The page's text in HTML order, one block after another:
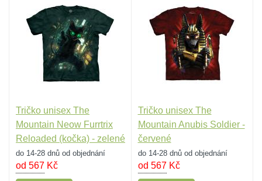
Tričko unisex The
Mountain Neow Furrtrix
Reloaded (kočka) - zelené
do 14-28 dnů od objednání
od 567 Kč
Tričko unisex The
Mountain Anubis Soldier -
červené
do 14-28 dnů od objednání
od 567Kč